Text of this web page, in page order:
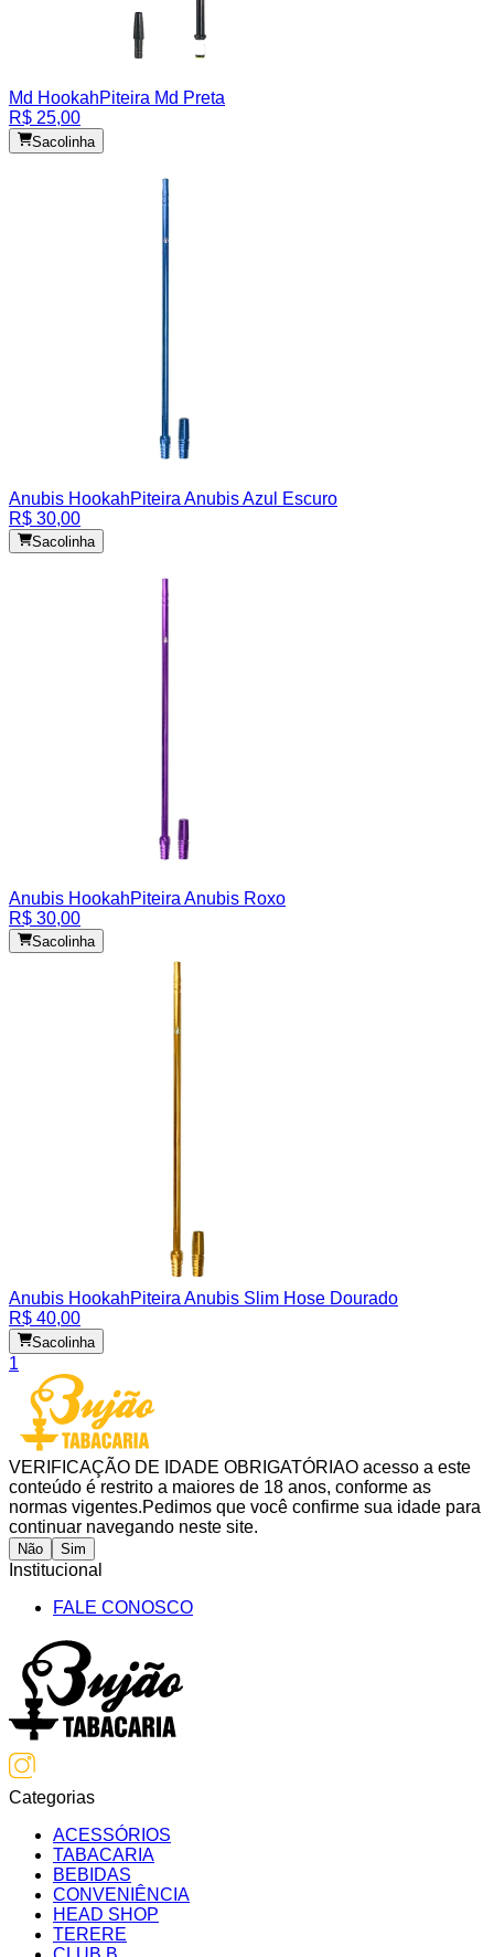
Md HookahPiteira Md Preta
R$ 25,00
Sacolinha
Anubis HookahPiteira Anubis Azul Escuro
R$ 30,00
Sacolinha
Anubis HookahPiteira Anubis Roxo
R$ 30,00
Sacolinha
Anubis HookahPiteira Anubis Slim Hose Dourado
R$ 40,00
Sacolinha
1
VERIFICAÇÃO DE IDADE OBRIGATÓRIAO acesso a este
conteúdo é restrito a maiores de 18 anos, conforme as
normas vigentes.Pedimos que você confirme sua idade para
continuar navegando neste site.
Não Sim
Institucional
FALE CONOSCO
Categorias
ACESSÓRIOS
TABACARIA
BEBIDAS
CONVENIÊNCIA
HEAD SHOP
TERERE